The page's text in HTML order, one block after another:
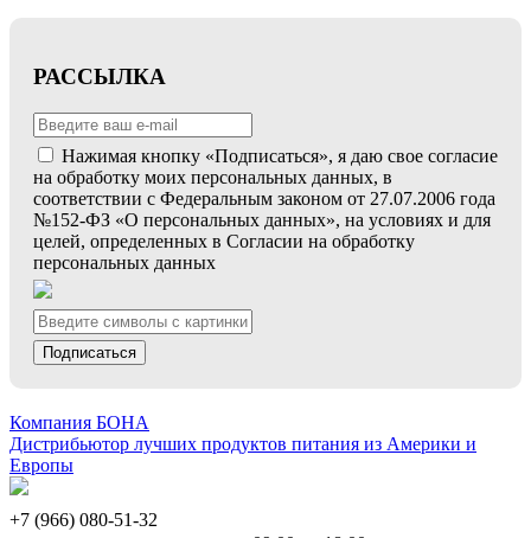
РАССЫЛКА
Нажимая кнопку «Подписаться», я даю свое согласие
на обработку моих персональных данных, в
соответствии с Федеральным законом от 27.07.2006 года
№152-ФЗ «О персональных данных», на условиях и для
целей, определенных в Согласии на обработку
персональных данных
Подписаться
Компания БОНА
Дистрибьютор лучших продуктов питания из Америки и
Европы
+7 (966) 080-51-32